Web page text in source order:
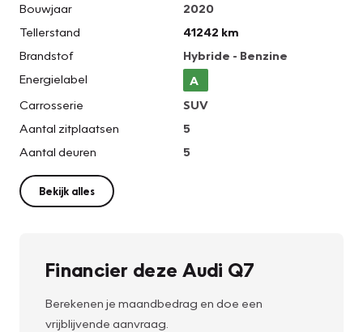
Bouwjaar
2020
Tellerstand
41242 km
Brandstof
Hybride - Benzine
Energielabel
A
Carrosserie
SUV
Aantal zitplaatsen
5
Aantal deuren
5
Bekijk alles
Financier deze Audi Q7
Berekenen je maandbedrag en doe een
vrijblijvende aanvraag.